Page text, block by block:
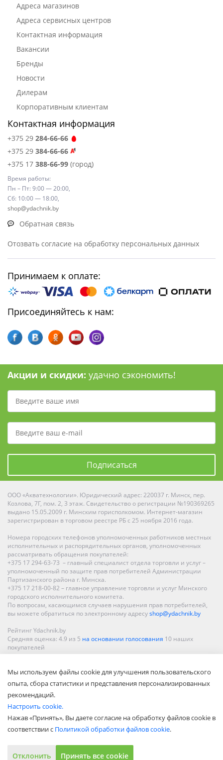
Адреса магазинов
Адреса сервисных центров
Контактная информация
Вакансии
Бренды
Новости
Дилерам
Корпоративным клиентам
Контактная информация
+375 29 284-66-66
+375 29 384-66-66
+375 17 388-66-99 (город)
Время работы:
Пн – Пт: 9:00 — 20:00,
Сб: 10:00 — 18:00,
shop@ydachnik.by
Обратная связь
Отозвать согласие на обработку персональных данных
Принимаем к оплате:
Присоединяйтесь к нам:
Акции и скидки: удачно сэкономить!
Подписаться
ООО «Акватехнологии». Юридический адрес: 220037 г. Минск, пер.
Козлова, 7Г, пом. 2, 3 этаж. Свидетельство о регистрации №190369265
выдано 15.05.2009 г. Минским горисполкомом. Интернет-магазин
зарегистрирован в торговом реестре РБ с 25 ноября 2016 года.
Номера городских телефонов уполномоченных работников местных
исполнительных и распорядительных органов, уполномоченных
рассматривать обращения покупателей:
+375 17 294-63-73 – главный специалист отдела торговли и услуг –
уполномоченный по защите прав потребителей Администрации
Партизанского района г. Минска.
+375 17 218-00-82 – главное управление торговли и услуг Минского
городского исполнительного комитета.
По вопросам, касающимся случаев нарушения прав потребителей,
вы можете обратиться по электронному адресуshop@ydachnik.by
Рейтинг Ydachnik.by
Средняя оценка: 4.9 из 5 на основании голосования 10 наших
покупателей
Гродно, Могилеве, Бобруйске, Барановичах, Молодечно,
Новополоцке, Пинске, Солигорске. При заказе в интернет-магазине
доставка осуществляется по всей Беларуси.
Мы используем файлы cookie для улучшения пользовательского
опыта, сбора статистики и представления персонализированных
рекомендаций.
Настроить cookie.
Нажав «Принять», Вы даете согласие на обработку файлов cookie в
соответствии с Политикой обработки файлов cookie.
Отклонить Принять все cookie